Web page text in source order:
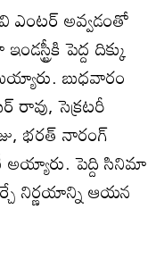
ఎంటర్ అవ్వడంతో
పెద్ద దిక్కు
బుధవారం
రావు, సెక్రటరీ
భరత్ నారంగ్
పెద్ది సినిమా
నిర్ణయాన్ని ఆయన